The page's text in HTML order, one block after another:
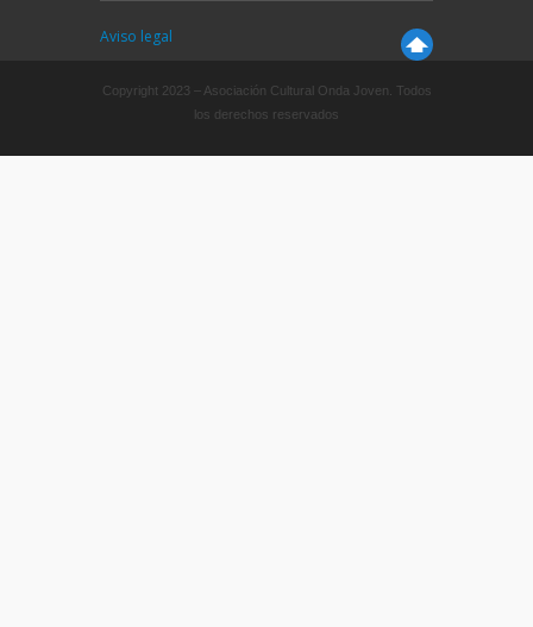
Aviso legal
Copyright 2023 – Asociación Cultural Onda Joven. Todos
los derechos reservados